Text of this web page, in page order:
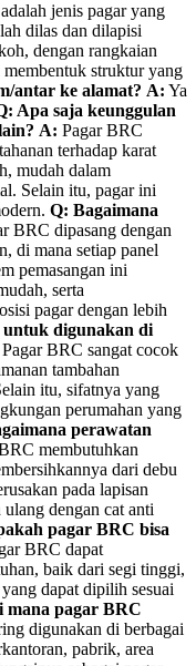
jenis pagar yang
dilas dan dilapisi
dengan rangkaian
struktur yang
antar ke alamat? A: Ya
Apa saja keunggulan
A: Pagar BRC
terhadap karat
mudah dalam
Selain itu, pagar ini
Q: Bagaimana
BRC dipasang dengan
di mana setiap panel
pemasangan ini
serta
pagar dengan lebih
digunakan di
BRC sangat cocok
tambahan
itu, sifatnya yang
perumahan yang
perawatan
membutuhkan
dari debu
pada lapisan
dengan cat anti
pagar BRC bisa
BRC dapat
baik dari segi tinggi,
dapat dipilih sesuai
mana pagar BRC
digunakan di berbagai
pabrik, area